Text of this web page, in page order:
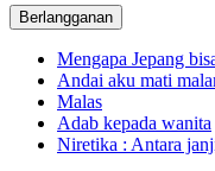
Mengapa Jepang
Andai aku mati
Malas
Adab kepada wanita
Niretika : Antara